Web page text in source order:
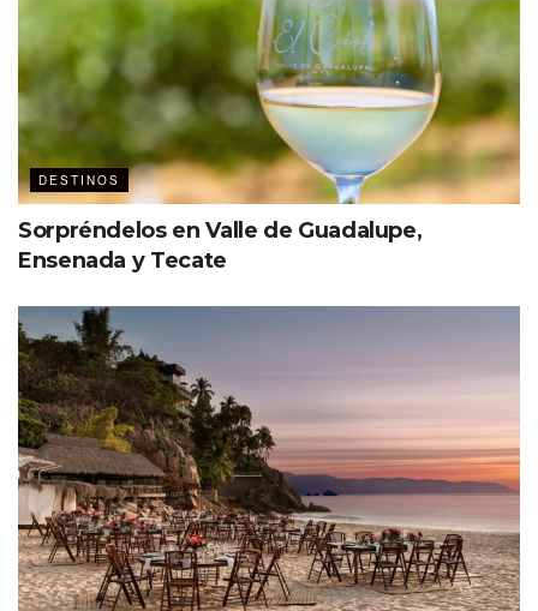
DESTINOS
Sorpréndelos en Valle de Guadalupe,
Ensenada y Tecate